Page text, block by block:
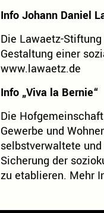
Info Johann Daniel
Die Lawaetz-
Gestaltung einer
www.lawaetz.de
Info „Viva la Bernie“
Die
Gewerbe und
selbstverwaltete
Sicherung der
zu etablieren. Mehr